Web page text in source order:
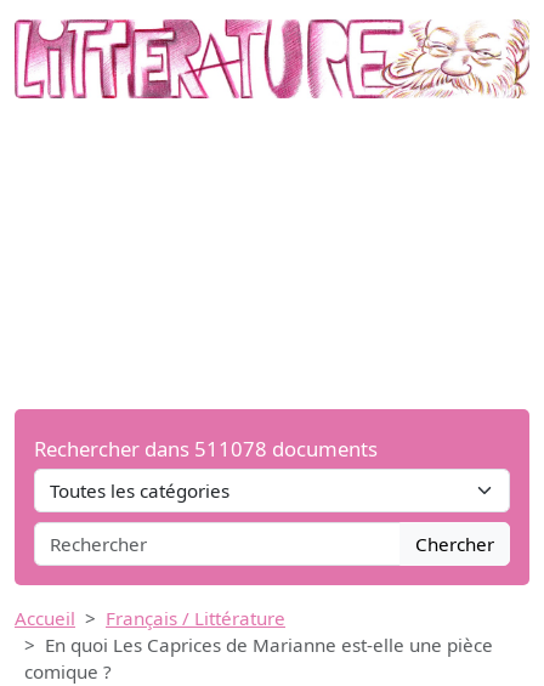
Rechercher dans 511078 documents
Chercher
Accueil
Français / Littérature
En quoi Les Caprices de Marianne est-elle une pièce
comique ?